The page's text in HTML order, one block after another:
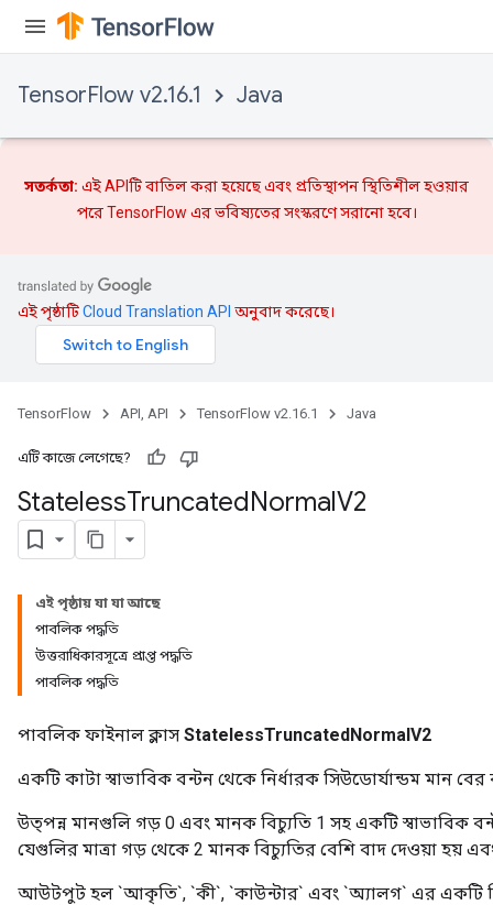
TensorFlow v2.16.1 Java
সতর্কতা: এই APIটি বাতিল করা হয়েছে এবং প্রতিস্থাপনস্থিতিশীল হওয়ার
পরে TensorFlow এর ভবিষ্যতের সংস্করণে সরানো হবে।
এই পৃষ্ঠাটিCloud Translation API অনুবাদ করেছে।
TensorFlow API, API TensorFlow v2.16.1 Java
এটি কাজে লেগেছে?
StatelessTruncatedNormalV2
এই পৃষ্ঠায় যা যা আছে
পাবলিক পদ্ধতি
উত্তরাধিকারসূত্রে প্রাপ্ত পদ্ধতি
পাবলিক পদ্ধতি
পাবলিক ফাইনাল ক্লাস StatelessTruncatedNormalV2
একটি কাটা স্বাভাবিক বন্টন থেকে নির্ধারক সিউডোর্যান্ডম মান বের
উত্পন্ন মানগুলি গড় 0 এবং মানক বিচ্যুতি 1 সহ একটি স্বাভাবিক
যেগুলির মাত্রা গড় থেকে 2 মানক বিচ্যুতির বেশি বাদ দেওয়া হয়
আউটপুট হল `আকৃতি`, `কী`, `কাউন্টার` এবং `অ্যালগ` এর একটি